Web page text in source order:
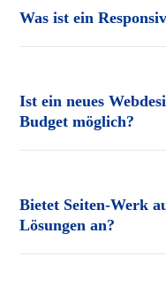
Was ist ein
Ist ein neues
Budget möglich?
Bietet Seiten-Werk
Lösungen an?